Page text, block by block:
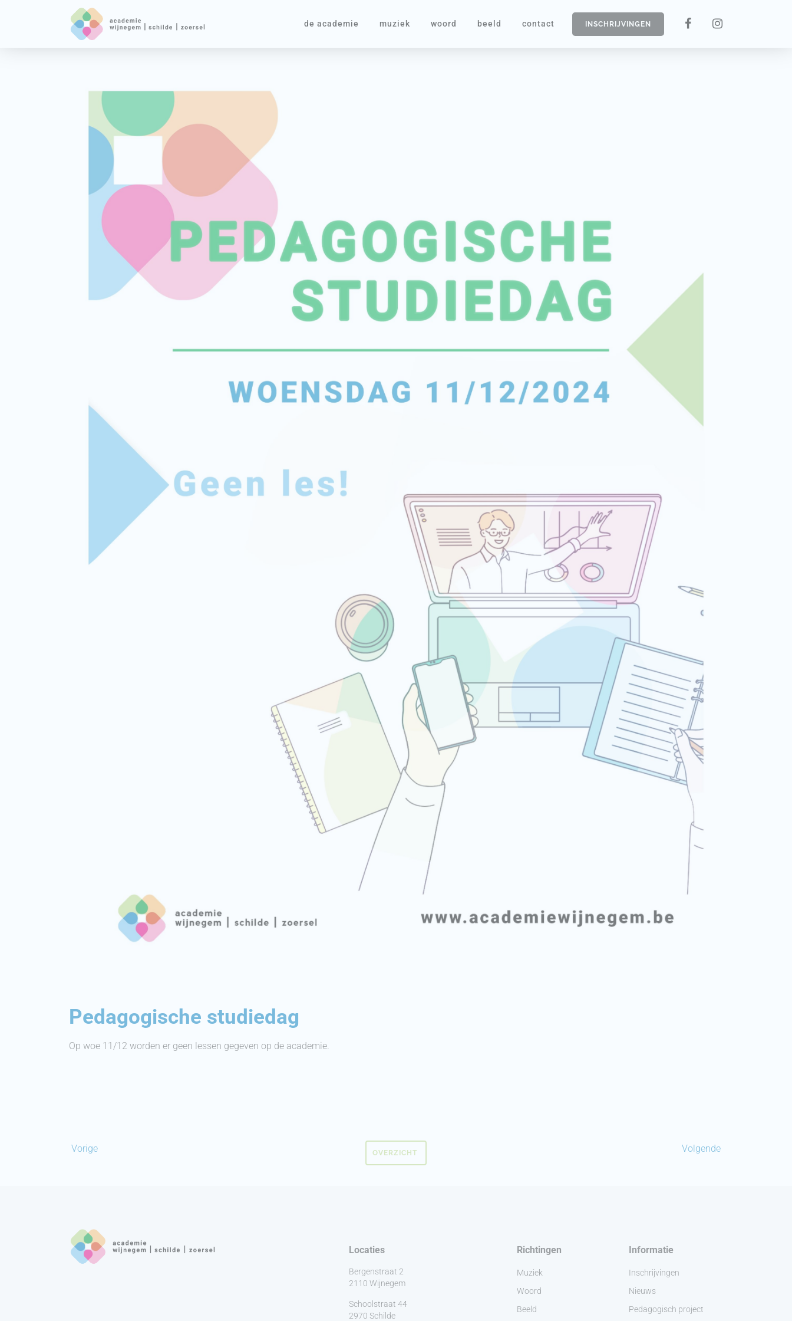
de academie muziek woord beeld contact INSCHRIJVINGEN
Pedagogische studiedag
Op woe 11/12 worden er geen lessen gegeven op de academie.
Vorige Volgende
OVERZICHT
Locaties
Bergenstraat 2
2110 Wijnegem
Schoolstraat 44
2970 Schilde
Richtingen
Muziek
Woord
Beeld
Informatie
Inschrijvingen
Nieuws
Pedagogisch project